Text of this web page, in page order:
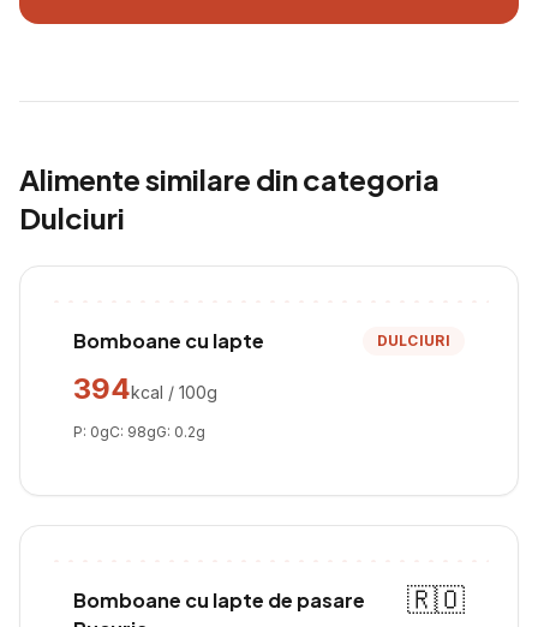
Alimente similare din categoria
Dulciuri
Bomboane cu lapte DULCIURI
394kcal / 100g
P: 0gC: 98gG: 0.2g
Bomboane cu lapte de pasare
🇷🇴